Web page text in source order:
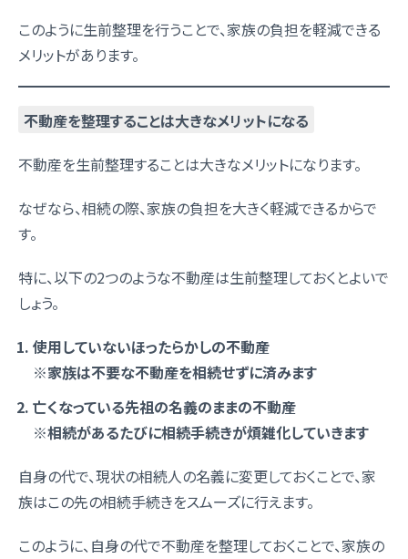
このように生前整理を行うことで、家族の負担を軽減できる
メリットがあります。
不動産を整理することは大きなメリットになる
不動産を生前整理することは大きなメリットになります。
なぜなら、相続の際、家族の負担を大きく軽減できるからで
す。
特に、以下の2つのような不動産は生前整理しておくとよいで
しょう。
使用していないほったらかしの不動産
※家族は不要な不動産を相続せずに済みます
亡くなっている先祖の名義のままの不動産
※相続があるたびに相続手続きが煩雑化していきます
自身の代で、現状の相続人の名義に変更しておくことで、家
族はこの先の相続手続きをスムーズに行えます。
このように、自身の代で不動産を整理しておくことで、家族の